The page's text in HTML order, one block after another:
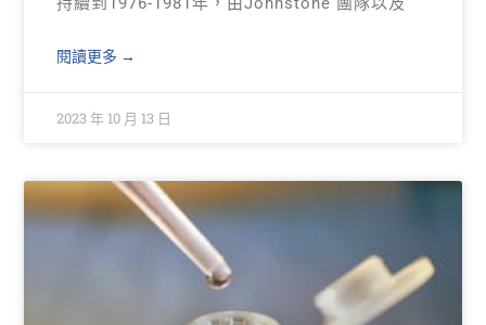
閱讀更多 →
2023 年 10 月 13 日